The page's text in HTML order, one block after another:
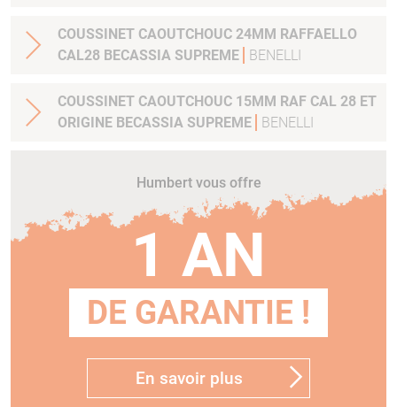
COUSSINET CAOUTCHOUC 24MM RAFFAELLO
CAL28 BECASSIA SUPREME
BENELLI
COUSSINET CAOUTCHOUC 15MM RAF CAL 28 ET
ORIGINE BECASSIA SUPREME
BENELLI
Humbert vous offre
1 AN
DE GARANTIE !
En savoir plus